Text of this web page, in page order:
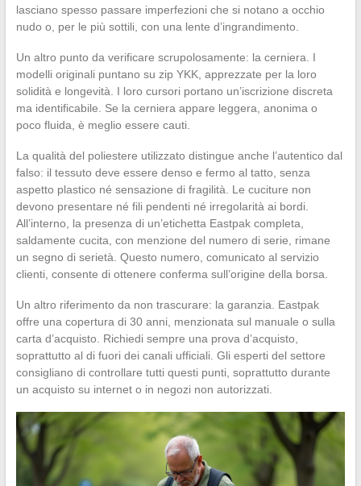
lasciano spesso passare imperfezioni che si notano a occhio
nudo o, per le più sottili, con una lente d’ingrandimento.
Un altro punto da verificare scrupolosamente: la cerniera. I
modelli originali puntano su zip YKK, apprezzate per la loro
solidità e longevità. I loro cursori portano un’iscrizione discreta
ma identificabile. Se la cerniera appare leggera, anonima o
poco fluida, è meglio essere cauti.
La qualità del poliestere utilizzato distingue anche l’autentico dal
falso: il tessuto deve essere denso e fermo al tatto, senza
aspetto plastico né sensazione di fragilità. Le cuciture non
devono presentare né fili pendenti né irregolarità ai bordi.
All’interno, la presenza di un’etichetta Eastpak completa,
saldamente cucita, con menzione del numero di serie, rimane
un segno di serietà. Questo numero, comunicato al servizio
clienti, consente di ottenere conferma sull’origine della borsa.
Un altro riferimento da non trascurare: la garanzia. Eastpak
offre una copertura di 30 anni, menzionata sul manuale o sulla
carta d’acquisto. Richiedi sempre una prova d’acquisto,
soprattutto al di fuori dei canali ufficiali. Gli esperti del settore
consigliano di controllare tutti questi punti, soprattutto durante
un acquisto su internet o in negozi non autorizzati.